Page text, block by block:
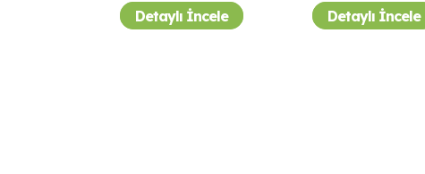
Detaylı İncele Detaylı İncele